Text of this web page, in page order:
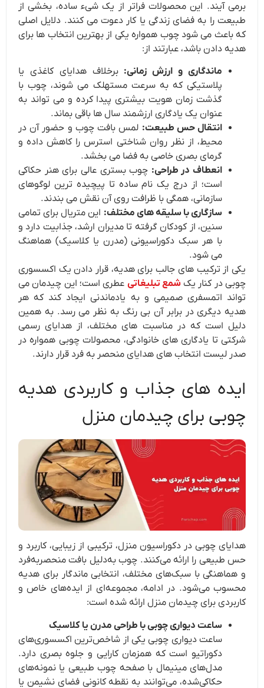
برمی آیند. این محصولات فراتر از یک شیء ساده، بخشی از
طبیعت را به فضای زندگی یا کار دعوت می کنند. دلایل اصلی
که باعث می شود چوب همواره یکی از بهترین انتخاب ها برای
هدیه دادن باشد، عبارتند از:
ماندگاری و ارزش زمانی: برخلاف هدایای کاغذی یا
پلاستیکی که به سرعت مستهلک می شوند، چوب با
گذشت زمان هویت بیشتری پیدا کرده و می تواند به
عنوان یک یادگاری ارزشمند سال ها باقی بماند.
انتقال حس طبیعت: لمس بافت چوب و حضور آن در
محیط، از نظر روان شناختی استرس را کاهش داده و
گرمای بصری خاصی به فضا می بخشد.
انعطاف در طراحی: چوب بستری عالی برای هنر حکاکی
است؛ از درج یک نام ساده تا پیچیده ترین لوگوهای
سازمانی، همگی با ظرافت روی آن نقش می بندند.
سازگاری با سلیقه های مختلف: این متریال برای تمامی
سنین، از کودکان گرفته تا مدیران ارشد، جذابیت دارد و
با هر سبک دکوراسیونی (مدرن یا کلاسیک) هماهنگ
می شود.
یکی از ترکیب های جالب برای هدیه، قرار دادن یک اکسسوری
چوبی در کنار یک شمع تبلیغاتی عطری است؛ این چیدمان می
تواند اتمسفری صمیمی و به یادماندنی ایجاد کند که هر
هدیه دیگری در برابر آن بی رنگ به نظر می رسد. به همین
دلیل است که در مناسبت های مختلف، از هدایای رسمی
شرکتی تا یادگاری های خانوادگی، محصولات چوبی همواره در
صدر لیست انتخاب های هدایای منحصر به فرد قرار دارند.
ایده های جذاب و کاربردی هدیه
چوبی برای چیدمان منزل
هدایای چوبی در دکوراسیون منزل، ترکیبی از زیبایی، کاربرد و
حس طبیعی را ارائه می‌کنند. چوب به‌دلیل بافت منحصربه‌فرد
و هماهنگی با سبک‌های مختلف، انتخابی ماندگار برای هدیه
محسوب می‌شود. در ادامه، مجموعه‌ای از ایده‌های خاص و
کاربردی برای چیدمان منزل ارائه شده است:
ساعت دیواری چوبی با طراحی مدرن یا کلاسیک
ساعت دیواری چوبی یکی از شاخص‌ترین اکسسوری‌های
دکوراتیو است که همزمان کارایی و جلوه بصری دارد.
مدل‌های مینیمال با صفحه چوب طبیعی یا نمونه‌های
حکاکی‌شده، می‌توانند به نقطه کانونی فضای نشیمن یا